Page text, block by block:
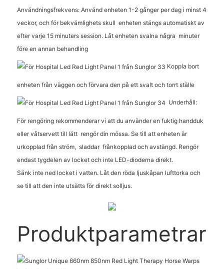
Användningsfrekvens: Använd enheten 1-2 gånger per dag i minst 4
veckor, och för bekvämlighets skull enheten stängs automatiskt av
efter varje 15 minuters session. Låt enheten svalna några minuter
före en annan behandling
Koppla bort
enheten från väggen och förvara den på ett svalt och torrt ställe
Underhåll:
För rengöring rekommenderar vi att du använder en fuktig handduk
eller våtservett till lätt rengör din mössa. Se till att enheten är
urkopplad från ström, sladdar frånkopplad och avstängd. Rengör
endast tygdelen av locket och inte LED-dioderna direkt.
Sänk inte ned locket i vatten. Låt den röda ljuskåpan lufttorka och
se till att den inte utsätts för direkt solljus.
Produktparametrar